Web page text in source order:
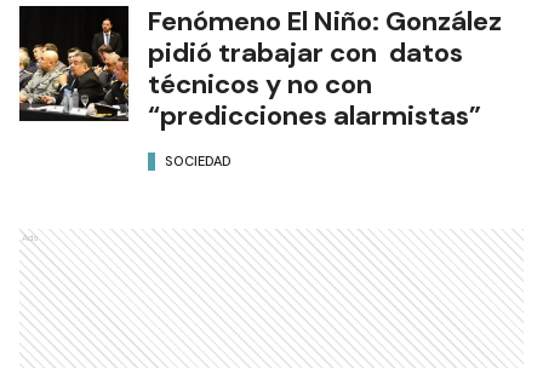
Fenómeno El Niño: González
pidió trabajar con datos
técnicos y no con
“predicciones alarmistas”
SOCIEDAD
Ads